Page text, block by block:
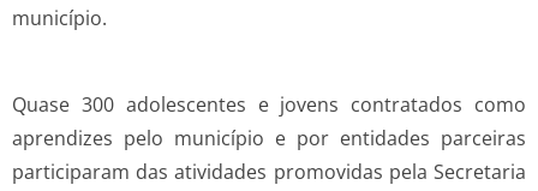
município.
Quase 300 adolescentes e jovens contratados como
aprendizes pelo município e por entidades parceiras
participaram das atividades promovidas pela Secretaria